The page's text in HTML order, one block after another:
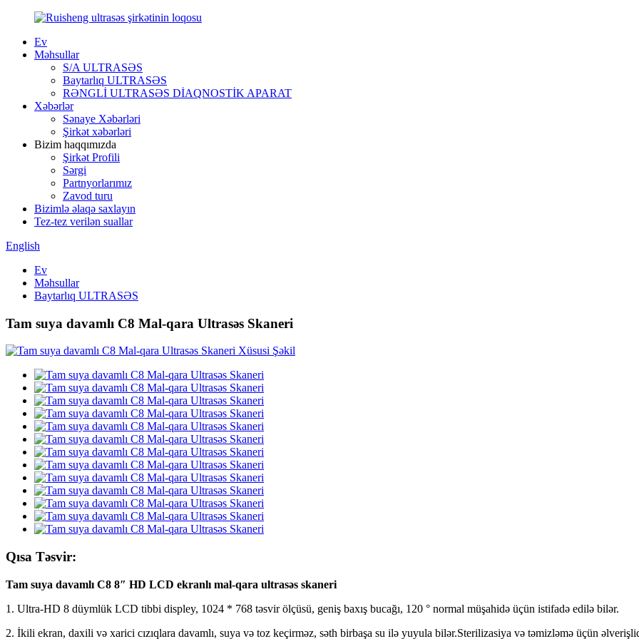
Ev
Məhsullar
S/A ULTRASƏS
Baytarlıq ULTRASƏS
RƏNGLİ ULTRASƏS DİAQNOSTİK APARAT
Xəbərlər
Sənaye Xəbərləri
Şirkət xəbərləri
Bizim haqqımızda
Şirkət Profili
Sərgi
Partnyorlarımız
Zavod turu
Bizimlə əlaqə saxlayın
Tez-tez verilən suallar
English
Ev
Məhsullar
Baytarlıq ULTRASƏS
Tam suya davamlı C8 Mal-qara Ultrasəs Skaneri
Qısa Təsvir:
Tam suya davamlı C8 8″ HD LCD ekranlı mal-qara ultrasəs skaneri
1. Ultra-HD 8 düymlük LCD tibbi displey, 1024 * 768 təsvir ölçüsü, geniş baxış bucağı, 120 ° normal müşahidə üçün istifadə edilə bilər.
2. İkili ekran, daxili və xarici cızıqlara davamlı, suya və toz keçirməz, səth birbaşa su ilə yuyula bilər.Sterilizasiya və təmizləmə üçün